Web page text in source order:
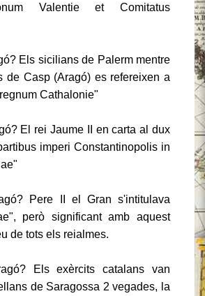
Valentie et Comitatus
Els sicilians de Palerm mentre
de Casp (Aragó) es refereixen a
Cathalonie"
El rei Jaume II en carta al dux
imperi Constantinopolis in
Pere II el Gran s'intitulava
però significant amb aquest
de tots els reialmes.
Els exèrcits catalans van
de Saragossa 2 vegades, la